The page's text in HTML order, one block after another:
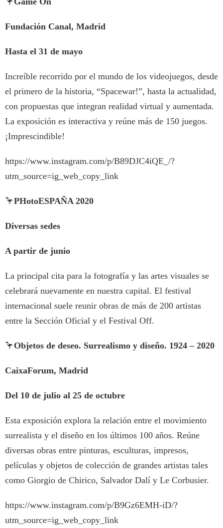
Fundación Canal, Madrid
Hasta el 31 de mayo
Increíble recorrido por el mundo de los videojuegos, desde
el primero de la historia, “Spacewar!”, hasta la actualidad,
con propuestas que integran realidad virtual y aumentada.
La exposición es interactiva y reúne más de 150 juegos.
¡Imprescindible!
https://www.instagram.com/p/B89DJC4iQE_/?
utm_source=ig_web_copy_link
🦩PHotoESPAÑA 2020
Diversas sedes
A partir de junio
La principal cita para la fotografía y las artes visuales se
celebrará nuevamente en nuestra capital. El festival
internacional suele reunir obras de más de 200 artistas
entre la Sección Oficial y el Festival Off.
🦩Objetos de deseo. Surrealismo y diseño. 1924 – 2020
CaixaForum, Madrid
Del 10 de julio al 25 de octubre
Esta exposición explora la relación entre el movimiento
surrealista y el diseño en los últimos 100 años. Reúne
diversas obras entre pinturas, esculturas, impresos,
películas y objetos de colección de grandes artistas tales
como Giorgio de Chirico, Salvador Dalí y Le Corbusier.
https://www.instagram.com/p/B9Gz6EMH-iD/?
utm_source=ig_web_copy_link